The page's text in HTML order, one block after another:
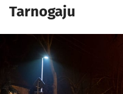
Tarnogaju
Kliknij, aby powiększyć